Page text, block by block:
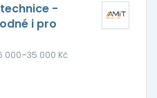
-
i pro
000–35 000 Kč